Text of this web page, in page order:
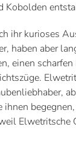
Kobolden
ihr kurioses
haben aber
einen
ihnen
Elwetritsche